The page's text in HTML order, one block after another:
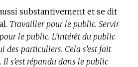
substantivement et se dit
Travailler pour le public. Servir
le public. L’intérêt du public
des particuliers. Cela s’est fait
s’est répandu dans le public